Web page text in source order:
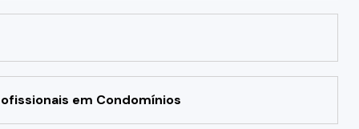
em Condomínios